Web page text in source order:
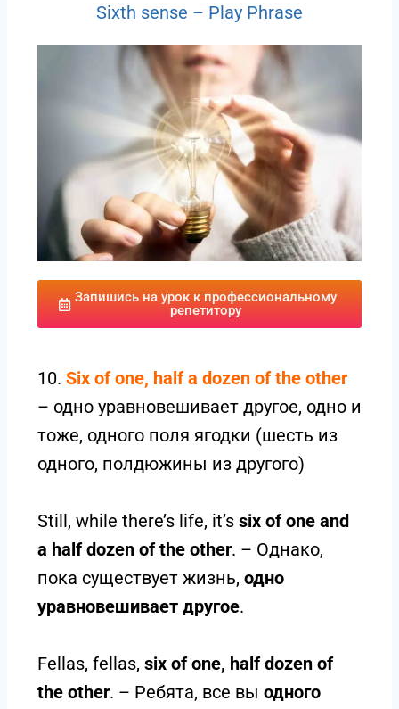
Sixth sense – Play Phrase
Запишись на урок к профессиональному
репетитору
10. Six of one, half a dozen of the other
– одно уравновешивает другое, одно и
тоже, одного поля ягодки (шесть из
одного, полдюжины из другого)
Still, while there’s life, it’s six of one and
a half dozen of the other. – Однако,
пока существует жизнь, одно
уравновешивает другое.
Fellas, fellas, six of one, half dozen of
the other. – Ребята, все вы одного